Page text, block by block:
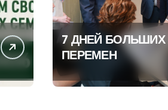
7 ДНЕЙ БОЛЬШИХ
ПЕРЕМЕН